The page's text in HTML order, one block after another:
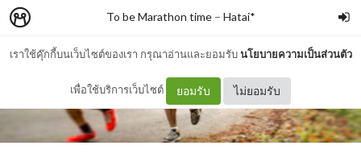
เราใช้คุ๊กกี้บนเว็บไซต์ของเรา กรุณาอ่านและยอมรับนโยบายความเป็นส่วนตัว
เพื่อใช้บริการเว็บไซต์ ยอมรับ ไม่ยอมรับ
To be Marathon time– Hatai*